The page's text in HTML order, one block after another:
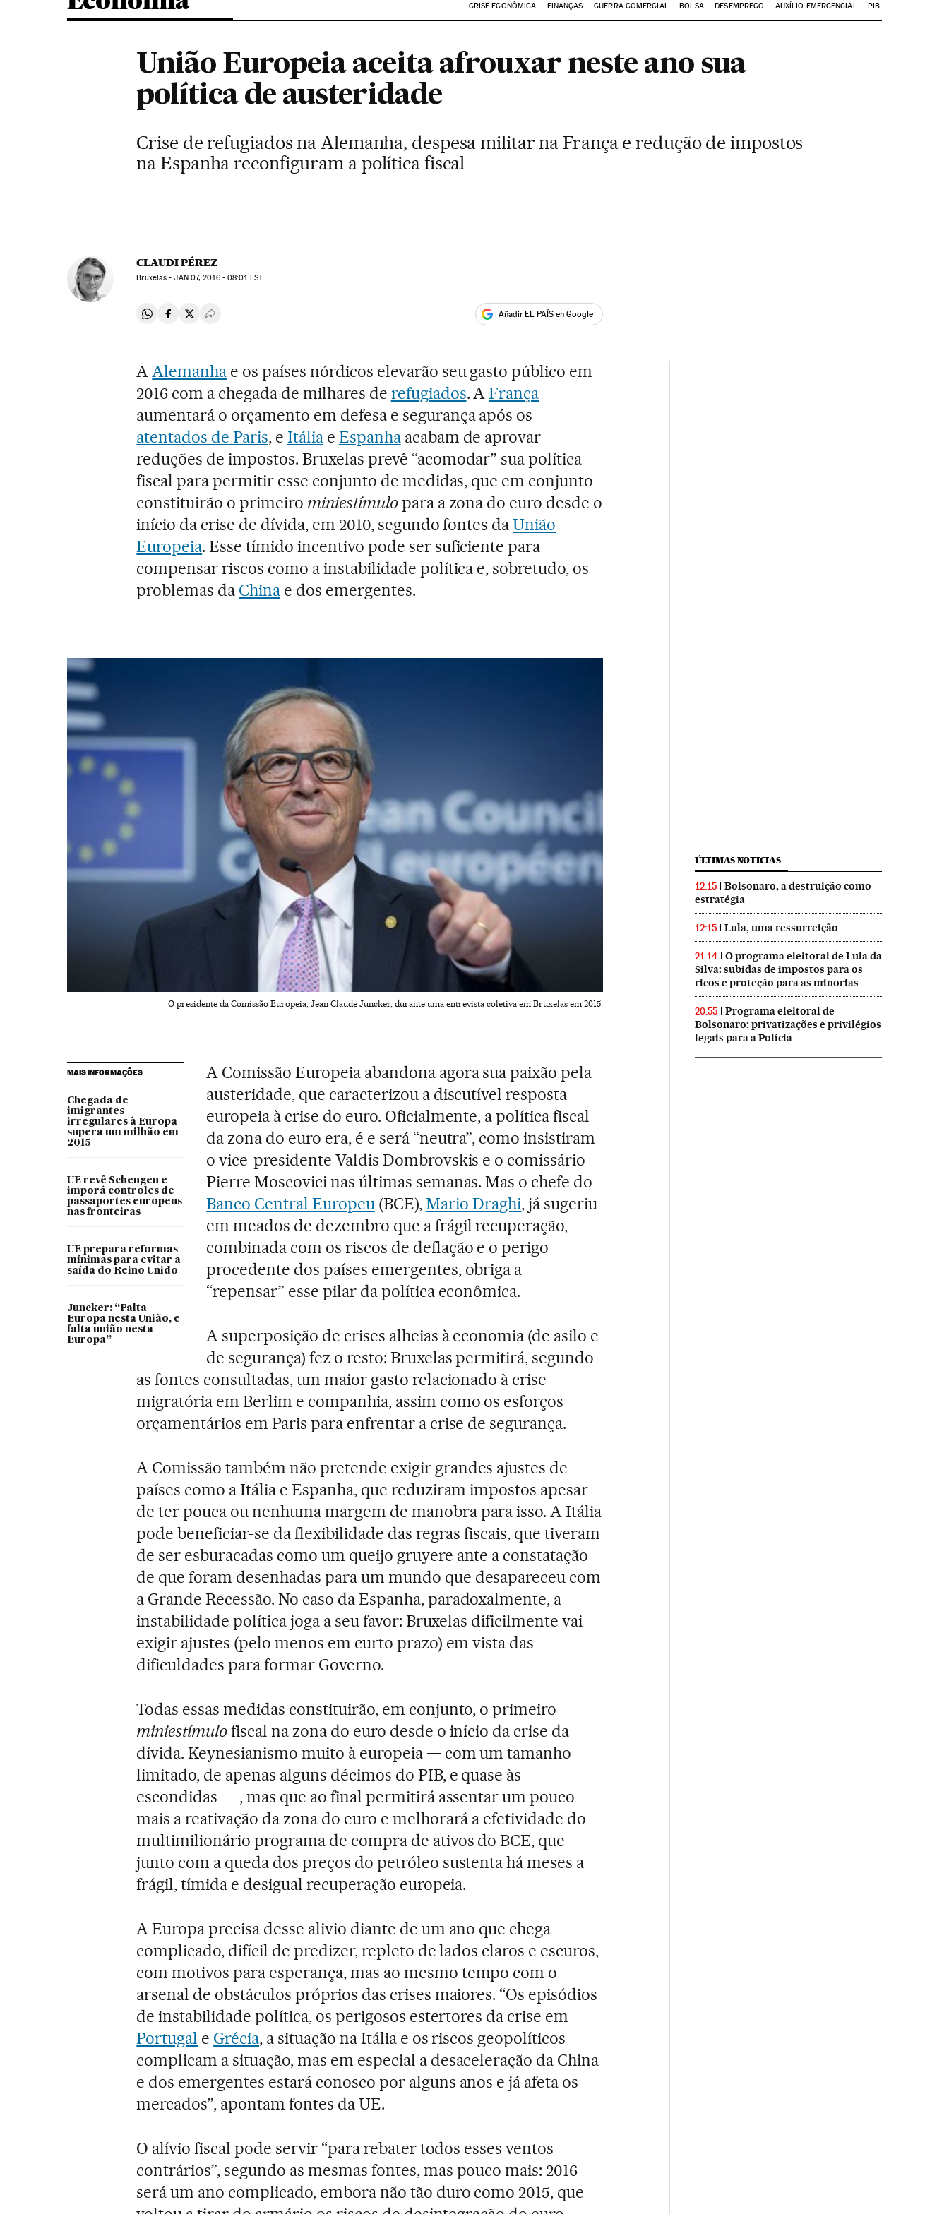
CRISE ECONÔMICA FINANÇAS GUERRA COMERCIAL BOLSA DESEMPREGO AUXÍLIO EMERGENCIAL PIB
União Europeia aceita afrouxar neste ano sua
política de austeridade
Crise de refugiados na Alemanha, despesa militar na França e redução de impostos
na Espanha reconfiguram a política fiscal
CLAUDI PÉREZ
Bruxelas -JAN07, 2016 - 08:01EST
Compartir en Whatsapp
Compartir en Facebook
Compartir en Twitter
Desplegar Redes Sociales Añadir EL PAÍS en Google
AAlemanha e os países nórdicos elevarão seu gasto público em
2016 com a chegada de milhares de refugiados. AFrança
aumentará o orçamento em defesa e segurança após os
atentados de Paris, e Itáliae Espanhaacabam de aprovar
reduções de impostos. Bruxelas prevê “acomodar” sua política
fiscal para permitir esse conjunto de medidas, que em conjunto
constituirão o primeiro miniestímulopara a zona do euro desde o
início da crise de dívida, em 2010, segundo fontes daUnião
Europeia. Esse tímido incentivo pode ser suficiente para
compensar riscos como a instabilidade política e, sobretudo, os
problemas da China e dos emergentes.
O presidente da Comissão Europeia, Jean Claude Juncker, durante uma entrevista coletiva em Bruxelas em 2015.
MAIS INFORMAÇÕES
Chegada de
imigrantes
irregulares à Europa
supera um milhão em
2015
UE revê Schengen e
imporá controles de
passaportes europeus
nas fronteiras
UE prepara reformas
mínimas para evitar a
saída do Reino Unido
Juncker: “Falta
Europa nesta União, e
falta união nesta
Europa”
A Comissão Europeia abandona agora sua paixão pela
austeridade, que caracterizou a discutível resposta
europeia à crise do euro. Oficialmente, a política fiscal
da zona do euro era, é e será “neutra”, como insistiram
o vice-presidente Valdis Dombrovskis e o comissário
Pierre Moscovici nas últimas semanas. Mas o chefe do
Banco Central Europeu(BCE),Mario Draghi, já sugeriu
em meados de dezembro que a frágil recuperação,
combinada com os riscos de deflação e o perigo
procedente dos países emergentes, obriga a
“repensar” esse pilar da política econômica.
A superposição de crises alheias à economia (de asilo e
de segurança) fez o resto: Bruxelas permitirá, segundo
as fontes consultadas, um maior gasto relacionado à crise
migratória em Berlim e companhia, assim como os esforços
orçamentários em Paris para enfrentar a crise de segurança.
A Comissão também não pretende exigir grandes ajustes de
países como a Itália e Espanha, que reduziram impostos apesar
de ter pouca ou nenhuma margem de manobra para isso. A Itália
pode beneficiar-se da flexibilidade das regras fiscais, que tiveram
de ser esburacadas como um queijo gruyere ante a constatação
de que foram desenhadas para um mundo que desapareceu com
a Grande Recessão. No caso da Espanha, paradoxalmente, a
instabilidade política joga a seu favor: Bruxelas dificilmente vai
exigir ajustes (pelo menos em curto prazo) em vista das
dificuldades para formar Governo.
Todas essas medidas constituirão, em conjunto, o primeiro
miniestímulofiscal na zona do euro desde o início da crise da
dívida. Keynesianismo muito à europeia — com um tamanho
limitado, de apenas alguns décimos do PIB, e quase às
escondidas — , mas que ao final permitirá assentar um pouco
mais a reativação da zona do euro e melhorará a efetividade do
multimilionário programa de compra de ativos do BCE, que
junto com a queda dos preços do petróleo sustenta há meses a
frágil, tímida e desigual recuperação europeia.
A Europa precisa desse alivio diante de um ano que chega
complicado, difícil de predizer, repleto de lados claros e escuros,
com motivos para esperança, mas ao mesmo tempo com o
arsenal de obstáculos próprios das crises maiores. “Os episódios
de instabilidade política, os perigosos estertores da crise em
Portugal e Grécia, a situação na Itália e os riscos geopolíticos
complicam a situação, mas em especial a desaceleração da China
e dos emergentes estará conosco por alguns anos e já afeta os
mercados”, apontam fontes da UE.
O alívio fiscal pode servir “para rebater todos esses ventos
contrários”, segundo as mesmas fontes, mas pouco mais: 2016
será um ano complicado, embora não tão duro como 2015, que
ÚLTIMAS NOTICIAS
12:15
Bolsonaro, a destruição como
estratégia
12:15 Lula, uma ressurreição
21:14
O programa eleitoral de Lula da
Silva: subidas de impostos para os
ricos e proteção para as minorias
20:55
Programa eleitoral de
Bolsonaro: privatizações e privilégios
legais para a Polícia